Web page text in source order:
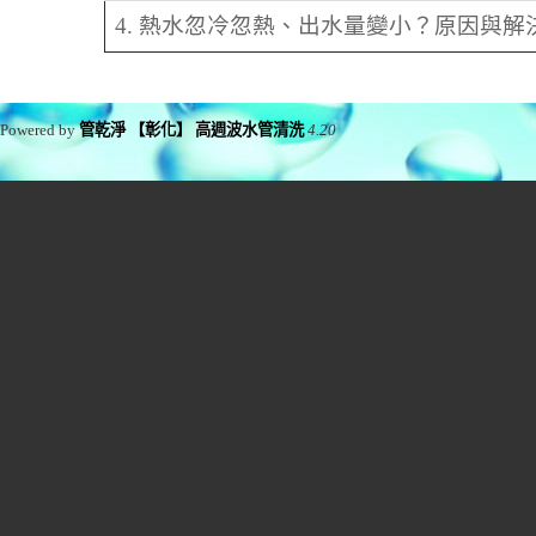
4. 熱水忽冷忽熱、出水量變小？原因與解
Powered by管乾淨 【彰化】 高週波水管清洗 4.20